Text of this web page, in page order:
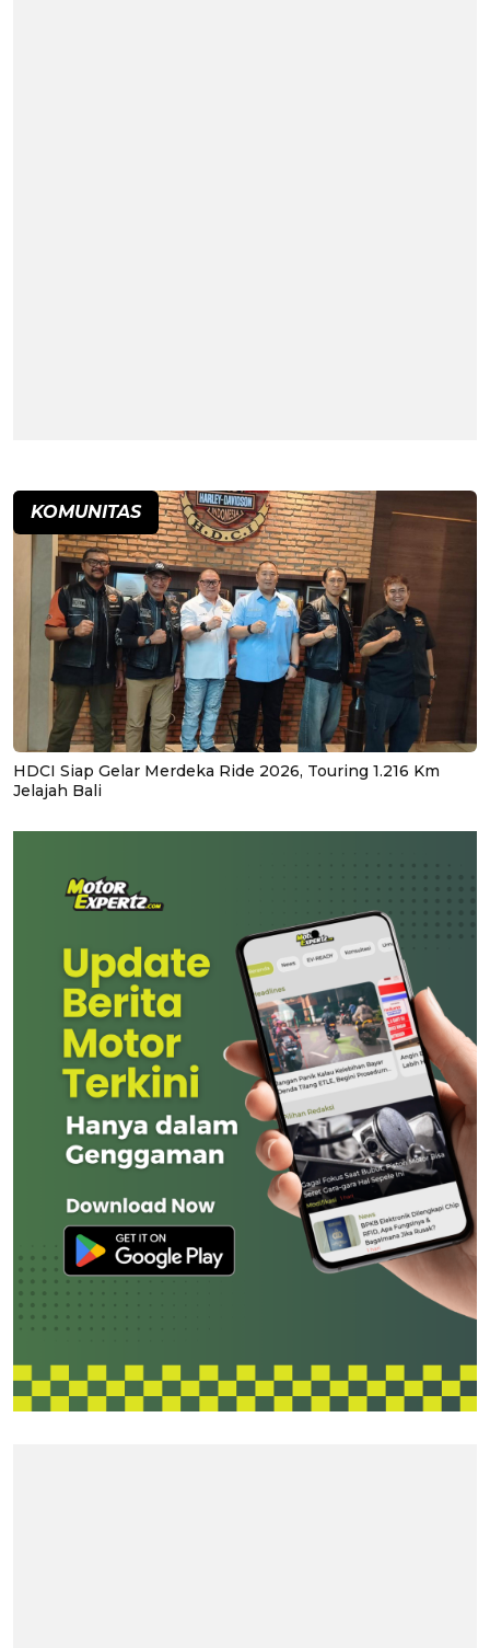
KOMUNITAS
HDCI Siap Gelar Merdeka Ride 2026, Touring 1.216 Km
Jelajah Bali